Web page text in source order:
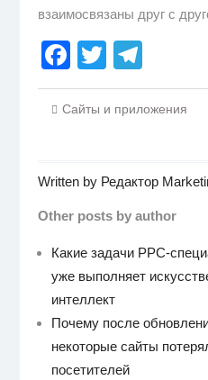
взаимосвязаны друг с
Facebook
Twitter
Сайты и приложения
Written by Редактор
Other posts by author
Какие задачи PPC-
уже выполняет
интеллект
Почему после
некоторые сайты
посетителей